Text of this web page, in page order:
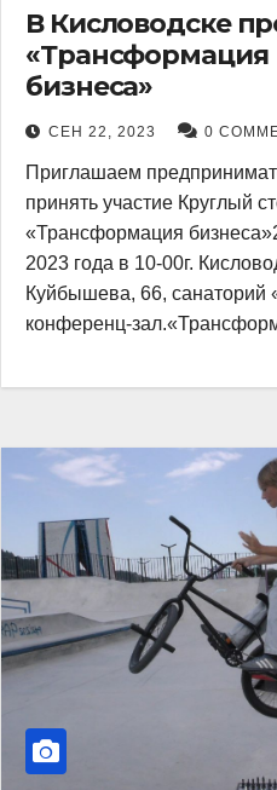
В Кисловодске
«Трансформация
бизнеса»
СЕН 22, 2023 0
Приглашаем
принять участие Круглый
«Трансформация
2023 года в 10-00г.
Куйбышева, 66, санаторий
конференц-